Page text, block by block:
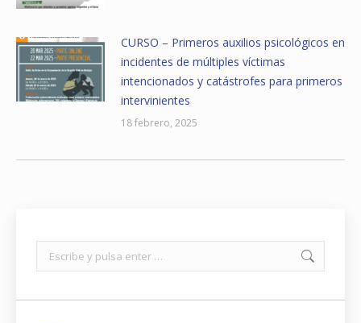
CURSO – Primeros auxilios psicológicos en
incidentes de múltiples víctimas
intencionados y catástrofes para primeros
intervinientes
18 febrero, 2025
Buscar: